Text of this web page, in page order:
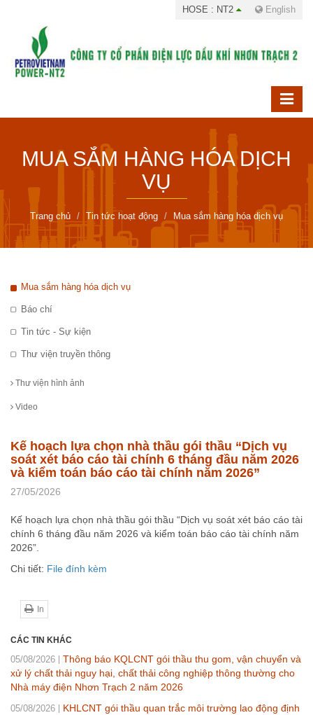
HOSE : NT2 English
MUA SẮM HÀNG HÓA DỊCH
VỤ
Trang chủ Tin tức hoạt động Mua sắm hàng hóa dịch vụ
Mua sắm hàng hóa dịch vụ
Báo chí
Tin tức - Sự kiện
Thư viện truyền thông
Thư viện hình ảnh
Video
Kế hoạch lựa chọn nhà thầu gói thầu “Dịch vụ
soát xét báo cáo tài chính 6 tháng đầu năm 2026
và kiểm toán báo cáo tài chính năm 2026”
27/05/2026
Kế hoạch lựa chọn nhà thầu gói thầu “Dịch vụ soát xét báo cáo tài
chính 6 tháng đầu năm 2026 và kiểm toán báo cáo tài chính năm
2026”.
Chi tiết: File đính kèm
In
CÁC TIN KHÁC
05/08/2026
Thông báo KQLCNT gói thầu thu gom, vận chuyển và
xử lý chất thải nguy hại, chất thải công nghiệp thông thường cho
Nhà máy điện Nhơn Trạch 2 năm 2026
05/08/2026
KHLCNT gói thầu quan trắc môi trường lao động định